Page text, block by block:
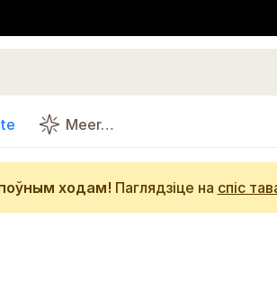
Meer…
ходам! Паглядзіце на спіс